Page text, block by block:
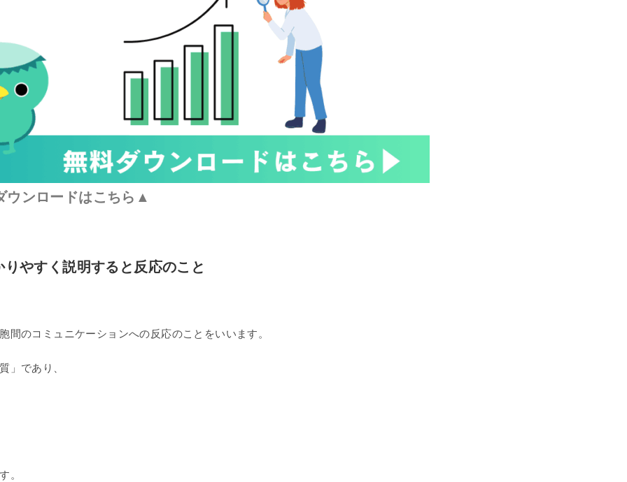
ウンロードはこちら▲
やすく説明すると反応のこと
間のコミュニケーションへの反応のことをいいます。
」であり、
。